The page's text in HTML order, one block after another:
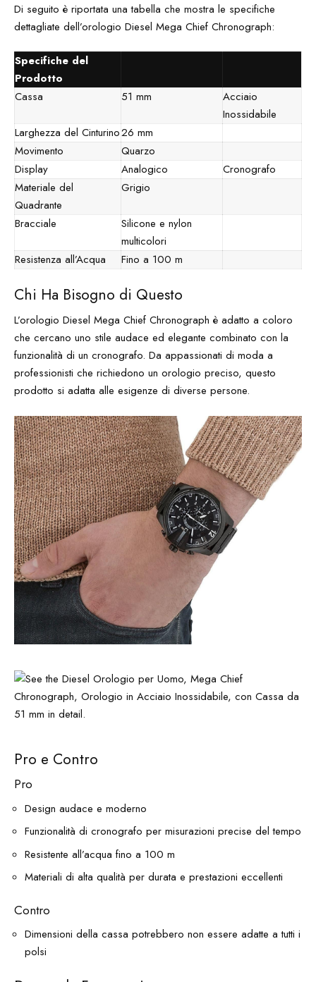
Di seguito è riportata una tabella che mostra le specifiche
dettagliate dell’orologio Diesel Mega Chief Chronograph:
Specifiche del
Prodotto
Cassa
51 mm
Acciaio
Inossidabile
Larghezza del Cinturino26 mm
Movimento
Quarzo
Display
Analogico
Cronografo
Materiale del
Quadrante
Grigio
Bracciale
Silicone e nylon
multicolori
Resistenza all’Acqua
Fino a 100 m
Chi Ha Bisogno di Questo
L’orologio Diesel Mega Chief Chronograph è adatto a coloro
che cercano uno stile audace ed elegante combinato con la
funzionalità di un cronografo. Da appassionati di moda a
professionisti che richiedono un orologio preciso, questo
prodotto si adatta alle esigenze di diverse persone.
Pro e Contro
Pro
Design audace e moderno
Funzionalità di cronografo per misurazioni precise del tempo
Resistente all’acqua fino a 100 m
Materiali di alta qualità per durata e prestazioni eccellenti
Contro
Dimensioni della cassa potrebbero non essere adatte a tutti i
polsi